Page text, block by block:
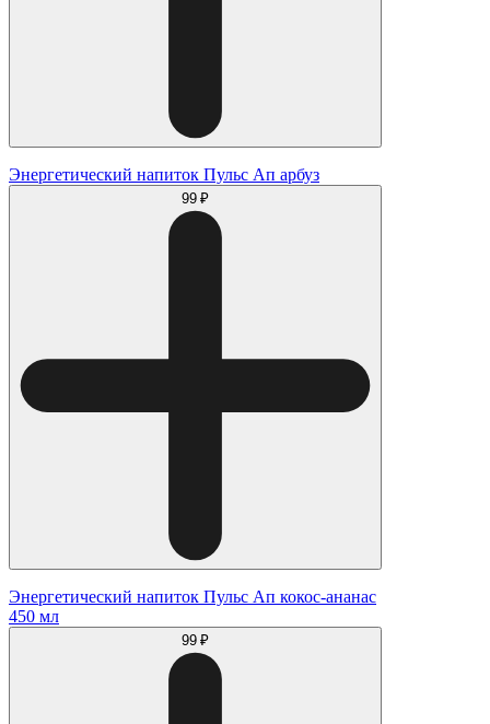
Энергетический напиток Пульс Ап арбуз
99 ₽
Энергетический напиток Пульс Ап кокос-ананас
450 мл
99 ₽